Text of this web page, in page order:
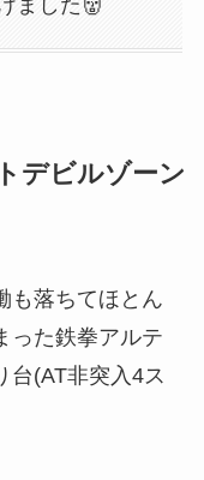
デビルゾーン
も落ちてほとん
った鉄拳アルテ
台(AT非突入4ス